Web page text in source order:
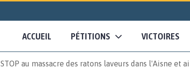
ACCUEIL PÉTITIONS VICTOIRES
STOP au massacre des ratons laveurs dans l'Aisne et